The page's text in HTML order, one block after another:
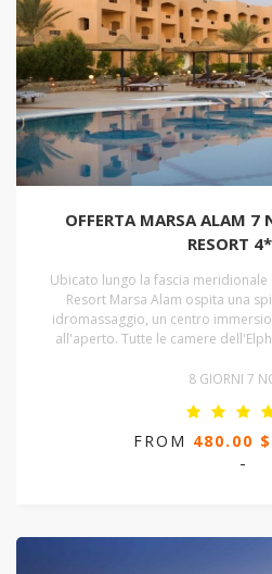
OFFERTA MARSA ALAM 7
RESORT
Ubicato lungo la fascia meridionale
Resort Marsa Alam ospita una
idromassaggio, un centro
all'aperto. Tutte le camere
8 GIORNI 7
FROM 480.00 $
-